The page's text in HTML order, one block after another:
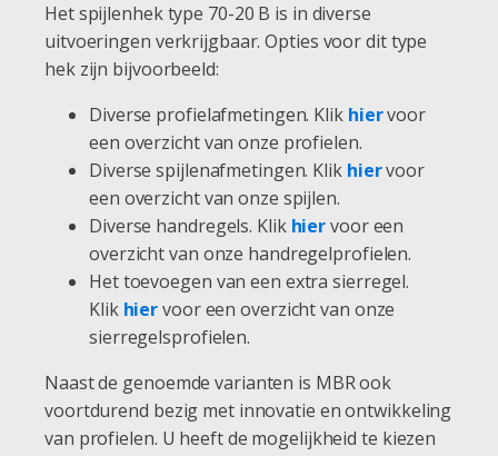
Het spijlenhek type 70-20 B is in diverse
uitvoeringen verkrijgbaar. Opties voor dit type
hek zijn bijvoorbeeld:
Diverse profielafmetingen. Klik hiervoor
een overzicht van onze profielen.
Diverse spijlenafmetingen. Klik hiervoor
een overzicht van onze spijlen.
Diverse handregels. Klik hiervoor een
overzicht van onze handregelprofielen.
Het toevoegen van een extra sierregel.
Klik hiervoor een overzicht van onze
sierregelsprofielen.
Naast de genoemde varianten is MBR ook
voortdurend bezig met innovatie en ontwikkeling
van profielen. U heeft de mogelijkheid te kiezen